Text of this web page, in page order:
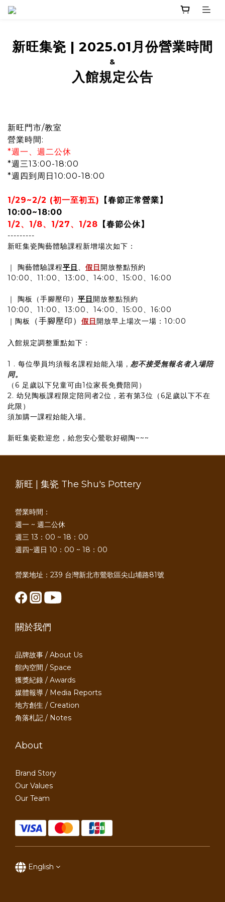
新旺集瓷 | 2025.01月份營業時間
&
入館規定公告
新旺門市/教室
營業時間:
*週一、週二公休
*週三13:00-18:00
*週四到周日10:00-18:00
1/29~2/2 (初一至初五) 【春節正常營業】
10:00~18:00
1/2、1/8、 1/27、1/28 【春節公休】
---------
新旺集瓷陶藝體驗課程新增場次如下：
｜ 陶藝體驗課程平日 、 假日開放整點預約
10:00、11:00、13:00、14:00、15:00、16:00
｜ 陶板（手腳壓印） 平日開放整點預約
10:00、11:00、13:00、14:00、15:00、16:00
｜陶板
（手腳壓印） 假日開放早上場次一場：10:00
入館規定調整重點如下：
1 . 每位學員均須報名課程始能入場 , 恕不接受無報名者入場陪
同。
（6 足歲以下兒童可由1位家長免費陪同）
2. 幼兒陶板課程限定陪同者2位 , 若有第3位（6足歲以下不在
此限）
須加購一課程始能入場。
新旺集瓷歡迎您，給您安心鶯歌好砌陶~~~
新旺 | 集瓷 The Shu's Pottery
營業時間：
週一 ~ 週二公休
週三 13：00 ~ 18：00
週四~週日 10：00 ~ 18：00
營業地址：239 台灣新北市鶯歌區尖山埔路81號
關於我們
品牌故事 / About Us
館內空間 / Space
獲獎紀錄 / Awards
媒體報導 / Media Reports
地方創生 / Creation
角落札記 / Notes
About
Brand Story
Our Values
Our Team
English